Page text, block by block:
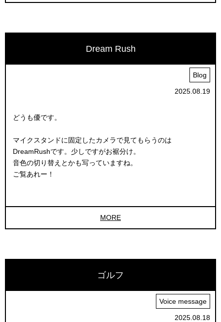
Dream Rush
Blog
2025.08.19
どうも優です。
マイクスタンドに固定したカメラで見てもらうのは
DreamRushです。少しですがお裾分け。
音色の切り替えとかも写っていますね。
ご覧あれー！
MORE
ゴルフ
Voice message
2025.08.18